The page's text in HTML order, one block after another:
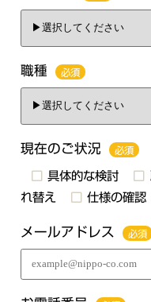
職種 必須
現在のご状況 必須
具体的な検討
れ替え
仕様の確認
メールアドレス 必須